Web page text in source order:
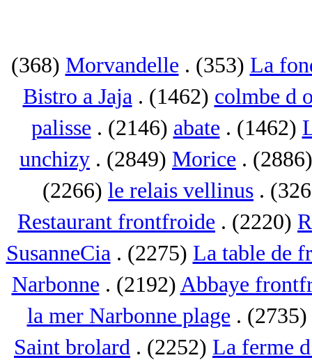
(368) Morvandelle . (353) La
Bistro a Jaja. (1462) colmbe d
palisse . (2146) abate . (1462)
unchizy . (2849) Morice .
(2266) le relais vellinus .
Restaurant frontfroide . (2220)
SusanneCia. (2275) La table de
Narbonne . (2192) Abbaye
la mer Narbonne plage . (2735)
Saint brolard . (2252) La ferme